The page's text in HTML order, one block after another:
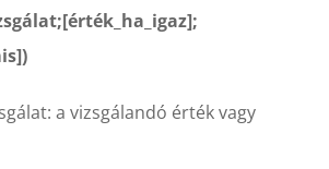
a vizsgálandó érték vagy